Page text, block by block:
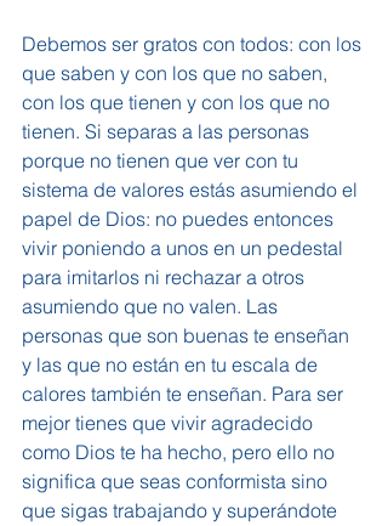
Debemos ser gratos con todos: con los
que saben y con los que no saben,
con los que tienen y con los que no
tienen. Si separas a las personas
porque no tienen que ver con tu
sistema de valores estás asumiendo el
papel de Dios: no puedes entonces
vivir poniendo a unos en un pedestal
para imitarlos ni rechazar a otros
asumiendo que no valen. Las
personas que son buenas te enseñan
y las que no están en tu escala de
calores también te enseñan. Para ser
mejor tienes que vivir agradecido
como Dios te ha hecho, pero ello no
significa que seas conformista sino
que sigas trabajando y superándote